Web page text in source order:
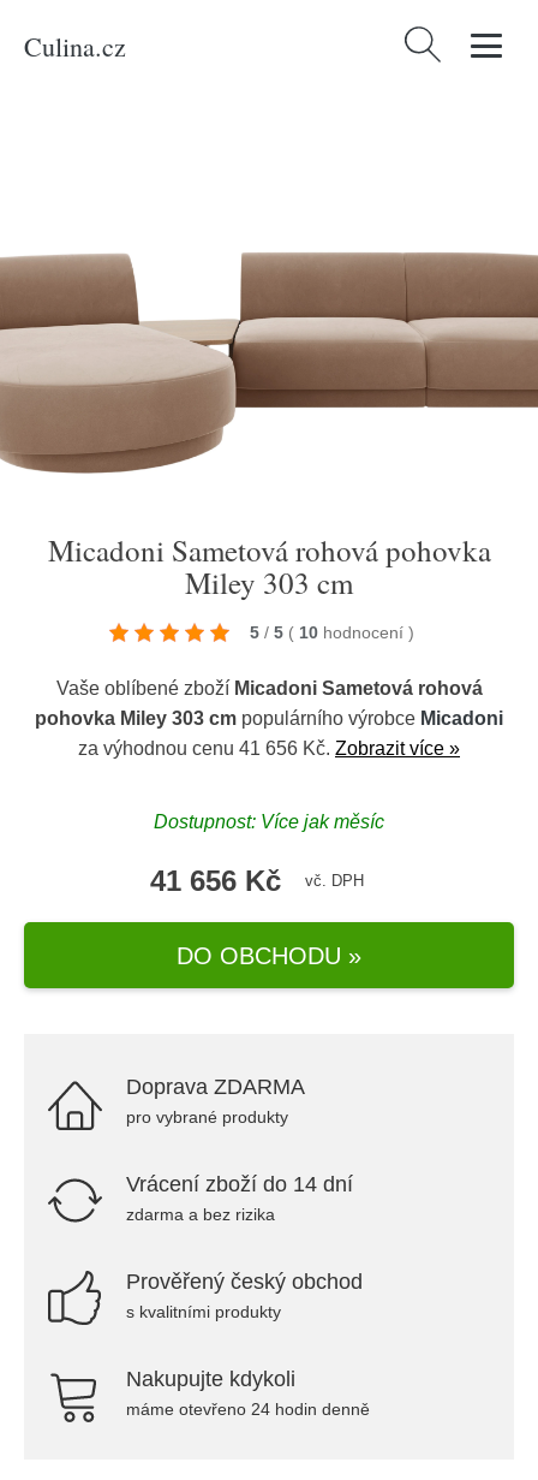
Culina.cz Vyhledávání
Micadoni Sametová rohová pohovka
Miley 303 cm
5 / 5 ( 10 hodnocení )
Vaše oblíbené zboží Micadoni Sametová rohová
pohovka Miley 303 cm populárního výrobce Micadoni
za výhodnou cenu 41 656 Kč. Zobrazit více »
Dostupnost: Více jak měsíc
41 656 Kč vč. DPH
DO OBCHODU »
Doprava ZDARMA
pro vybrané produkty
Vrácení zboží do 14 dní
zdarma a bez rizika
Prověřený český obchod
s kvalitními produkty
Nakupujte kdykoli
máme otevřeno 24 hodin denně